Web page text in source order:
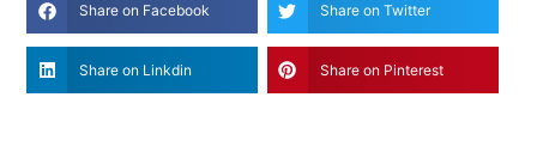
Share on Facebook Share on Twitter
Share on Linkdin Share on Pinterest